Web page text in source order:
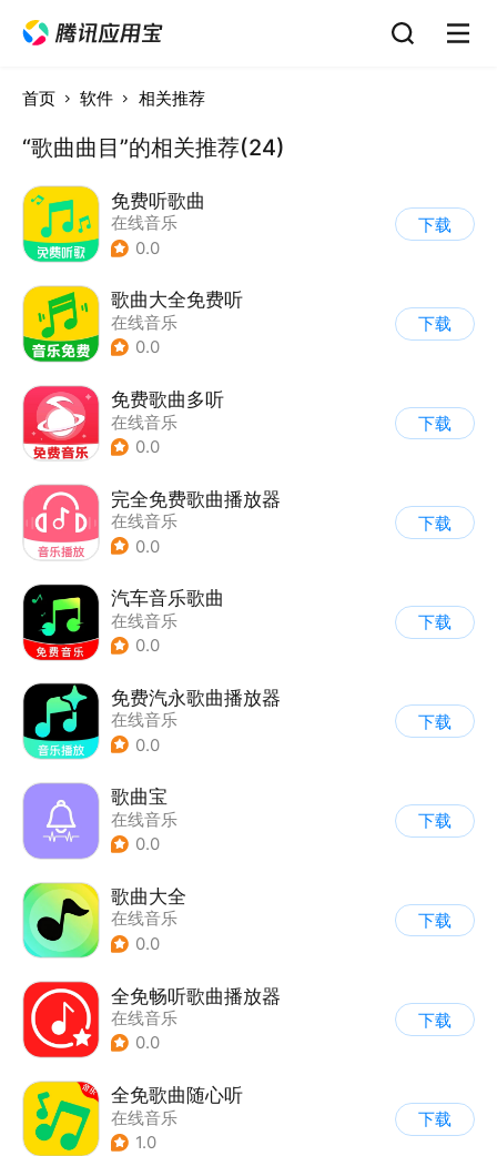
首页 软件 相关推荐
“歌曲曲目”的相关推荐(24)
免费听歌曲
在线音乐
0.0
下载
歌曲大全免费听
在线音乐
0.0
下载
免费歌曲多听
在线音乐
0.0
下载
完全免费歌曲播放器
在线音乐
0.0
下载
汽车音乐歌曲
在线音乐
0.0
下载
免费汽永歌曲播放器
在线音乐
0.0
下载
歌曲宝
在线音乐
0.0
下载
歌曲大全
在线音乐
0.0
下载
全免畅听歌曲播放器
在线音乐
0.0
下载
全免歌曲随心听
在线音乐
1.0
下载